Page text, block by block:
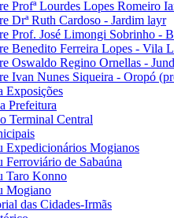
Profª Lourdes Lopes Romeiro
Drª Ruth Cardoso - Jardim layr
Prof. José Limongi Sobrinho -
Benedito Ferreira Lopes - Vila
Oswaldo Regino Ornellas -
Ivan Nunes Siqueira - Oropó
Exposições
Prefeitura
Terminal Central
Expedicionários Mogianos
Ferroviário de Sabaúna
Taro Konno
Mogiano
das Cidades-Irmãs